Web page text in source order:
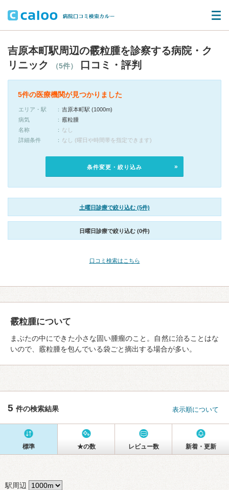
吉原本町駅周辺の霰粒腫を診察する病院・ク
リニック
（5件） 口コミ・評判
5件の医療機関が見つかりました
エリア・駅
吉原本町駅 (1000m)
病気
霰粒腫
名称
なし
詳細条件
なし (曜日や時間帯を指定できます)
条件変更・絞り込み
土曜日診療で絞り込む (5件)
日曜日診療で絞り込む (0件)
口コミ検索はこちら
霰粒腫について
まぶたの中にできた小さな固い腫瘤のこと。自然に治ることはな
いので、霰粒腫を包んでいる袋ごと摘出する場合が多い。
5 件の検索結果 表示順について
標準 ★の数 レビュー数 新着・更新
駅周辺